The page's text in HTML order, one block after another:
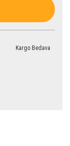
Kargo Bedava